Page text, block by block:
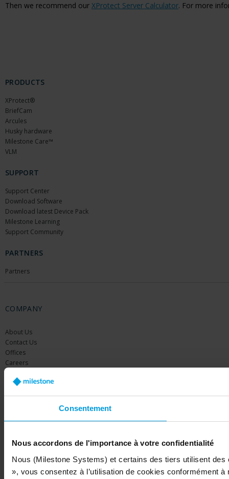
Consentement
Nous accordons de l'importance à votre confidentialité
Nous (Milestone Systems) et certains des tiers utilisent
», vous consentez à l’utilisation de cookies conformément
Then we recommend our XProtect Server Calculator. For more
PRODUCTS
XProtect®
BriefCam
Arcules
Husky hardware
Milestone Care™
VLM
SUPPORT
Support Center
Download Software
Download latest Device Pack
Milestone Learning
Support Community
PARTNERS
Partners
COMPANY
About Us
Contact Us
Offices
Careers
Copyright © 2026 Milestone Systems A/S. All rights reserved.